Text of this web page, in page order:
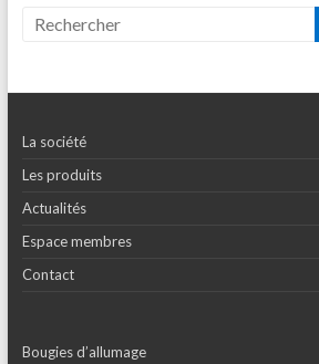
La société
Les produits
Actualités
Espace membres
Contact
Bougies d’allumage